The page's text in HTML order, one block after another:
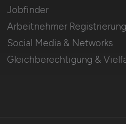
Jobfinder
Arbeitnehmer Registrierung
Social Media & Networks
Gleichberechtigung &